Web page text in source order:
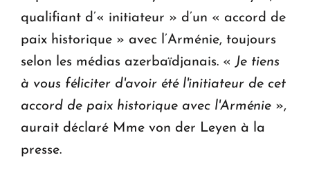
qualifiant d’« initiateur » d’un « accord de
paix historique » avec l’Arménie, toujours
selon les médias azerbaïdjanais. « Je tiens
à vous féliciter d'avoir été l'initiateur de cet
accord de paix historique avec l'Arménie »,
aurait déclaré Mme von der Leyen à la
presse.